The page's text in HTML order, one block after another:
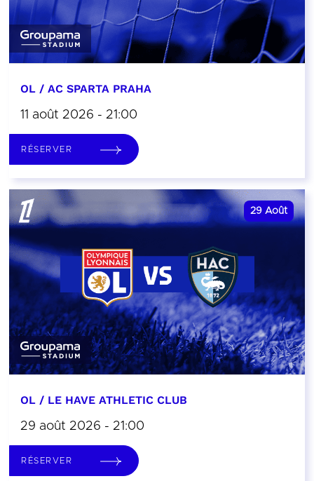
OL / AC SPARTA PRAHA
11 août 2026 - 21:00
RÉSERVER
29 Août
OL / LE HAVE ATHLETIC CLUB
29 août 2026 - 21:00
RÉSERVER